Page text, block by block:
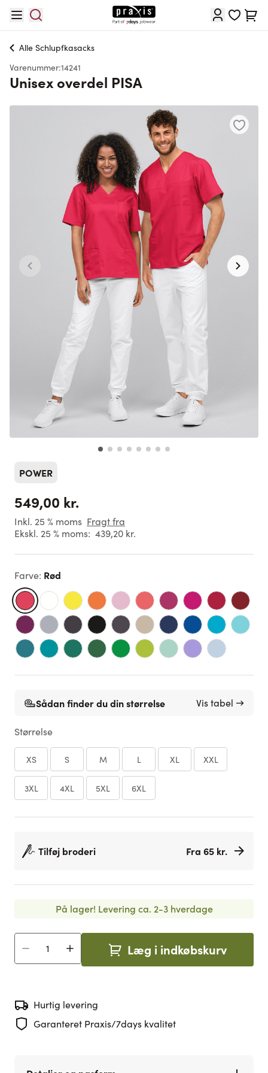
Cart
Alle Schlupfkasacks
Varenummer:14241
Unisex overdel PISA
POWER
549,00 kr.
Inkl. 25 % moms Fragt fra
Ekskl. 25 % moms: 439,20 kr.
Farve: Rød
Sådan finder du din størrelse Vis tabel →
Størrelse
XS S M L XL XXL
3XL 4XL 5XL 6XL
Tilføj broderi Fra 65 kr.
På lager! Levering ca. 2-3 hverdage
Antal Læg i indkøbskurv
Hurtig levering
Garanteret Praxis/7days kvalitet